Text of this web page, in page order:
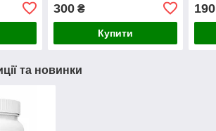
(фасоване з мішка)
300₴
Купити
190
та новинки